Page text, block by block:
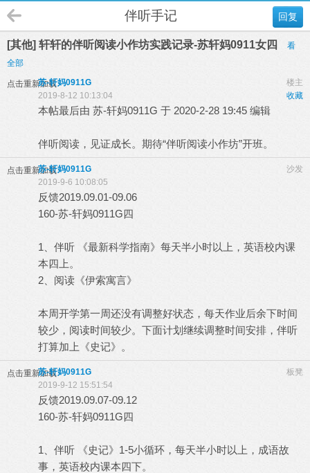
回复
伴听手记
[其他] 轩轩的伴听阅读小作坊实践记录-苏轩妈0911女四
看
全部
点击重新加载 楼主
苏-轩妈0911G
收藏
2019-8-12 10:13:04
本帖最后由 苏-轩妈0911G 于 2020-2-28 19:45 编辑
伴听阅读，见证成长。期待“伴听阅读小作坊”开班。
点击重新加载 沙发
苏-轩妈0911G
2019-9-6 10:08:05
反馈2019.09.01-09.06
160-苏-轩妈0911G四
1、伴听 《最新科学指南》每天半小时以上，英语校内课
本四上。
2、阅读《伊索寓言》
本周开学第一周还没有调整好状态，每天作业后余下时间
较少，阅读时间较少。下面计划继续调整时间安排，伴听
打算加上《史记》。
点击重新加载 板凳
苏-轩妈0911G
2019-9-12 15:51:54
反馈2019.09.07-09.12
160-苏-轩妈0911G四
1、伴听 《史记》1-5小循环，每天半小时以上，成语故
事，英语校内课本四下。